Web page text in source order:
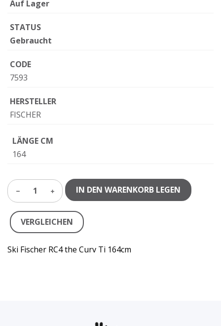
Auf Lager
STATUS
Gebraucht
CODE
7593
HERSTELLER
FISCHER
LÄNGE CM
164
1 IN DEN WARENKORB LEGEN
VERGLEICHEN
Ski Fischer RC4 the Curv Ti 164cm